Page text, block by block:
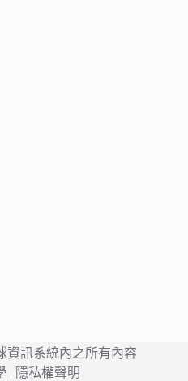
資訊系統內之所有內容
| 隱私權聲明